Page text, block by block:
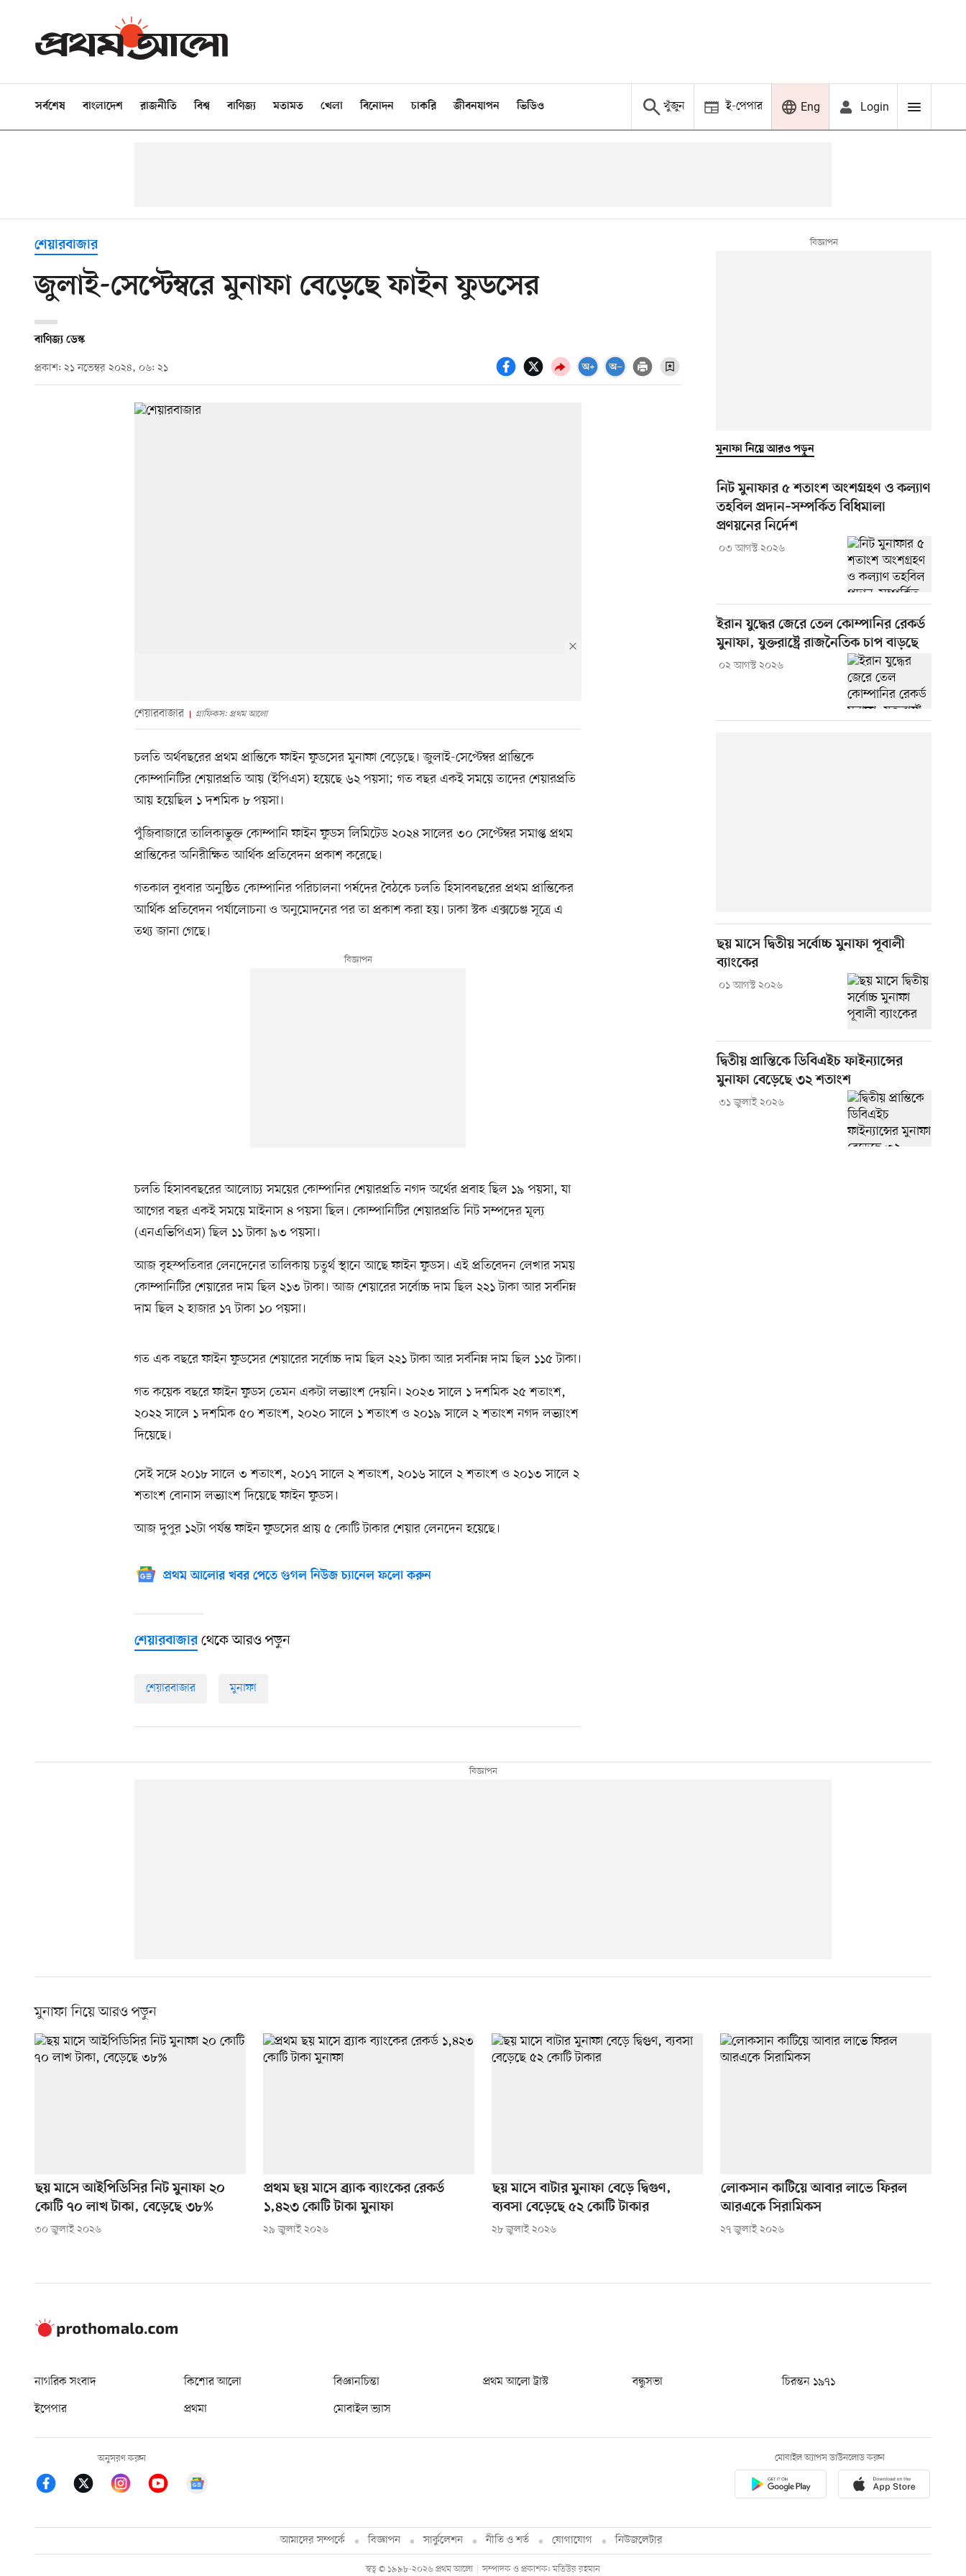
সর্বশেষ বাংলাদেশ রাজনীতি বিশ্ব বাণিজ্য মতামত খেলা বিনোদন চাকরি জীবনযাপন ভিডিও খুঁজুন ই-পেপার Eng Login
শেয়ারবাজার
জুলাই-সেপ্টেম্বরে মুনাফা বেড়েছে ফাইন ফুডসের
বাণিজ্য ডেস্ক
প্রকাশ: ২১ নভেম্বর ২০২৪, ০৬: ২১
শেয়ারবাজার গ্রাফিকস: প্রথম আলো
চলতি অর্থবছরের প্রথম প্রান্তিকে ফাইন ফুডসের মুনাফা বেড়েছে। জুলাই-সেপ্টেম্বর প্রান্তিকে
কোম্পানিটির শেয়ারপ্রতি আয় (ইপিএস) হয়েছে ৬২ পয়সা; গত বছর একই সময়ে তাদের শেয়ারপ্রতি
আয় হয়েছিল ১ দশমিক ৮ পয়সা।
পুঁজিবাজারে তালিকাভুক্ত কোম্পানি ফাইন ফুডস লিমিটেড ২০২৪ সালের ৩০ সেপ্টেম্বর সমাপ্ত প্রথম
প্রান্তিকের অনিরীক্ষিত আর্থিক প্রতিবেদন প্রকাশ করেছে।
গতকাল বুধবার অনুষ্ঠিত কোম্পানির পরিচালনা পর্ষদের বৈঠকে চলতি হিসাববছরের প্রথম প্রান্তিকের
আর্থিক প্রতিবেদন পর্যালোচনা ও অনুমোদনের পর তা প্রকাশ করা হয়। ঢাকা স্টক এক্সচেঞ্জ সূত্রে এ
তথ্য জানা গেছে।
চলতি হিসাববছরের আলোচ্য সময়ের কোম্পানির শেয়ারপ্রতি নগদ অর্থের প্রবাহ ছিল ১৯ পয়সা, যা
আগের বছর একই সময়ে মাইনাস ৪ পয়সা ছিল। কোম্পানিটির শেয়ারপ্রতি নিট সম্পদের মূল্য
(এনএভিপিএস) ছিল ১১ টাকা ৯৩ পয়সা।
আজ বৃহস্পতিবার লেনদেনের তালিকায় চতুর্থ স্থানে আছে ফাইন ফুডস। এই প্রতিবেদন লেখার সময়
কোম্পানিটির শেয়ারের দাম ছিল ২১৩ টাকা। আজ শেয়ারের সর্বোচ্চ দাম ছিল ২২১ টাকা আর সর্বনিম্ন
দাম ছিল ২ হাজার ১৭ টাকা ১০ পয়সা।
গত এক বছরে ফাইন ফুডসের শেয়ারের সর্বোচ্চ দাম ছিল ২২১ টাকা আর সর্বনিম্ন দাম ছিল ১১৫ টাকা।
গত কয়েক বছরে ফাইন ফুডস তেমন একটা লভ্যাংশ দেয়নি। ২০২৩ সালে ১ দশমিক ২৫ শতাংশ,
২০২২ সালে ১ দশমিক ৫০ শতাংশ, ২০২০ সালে ১ শতাংশ ও ২০১৯ সালে ২ শতাংশ নগদ লভ্যাংশ
দিয়েছে।
সেই সঙ্গে ২০১৮ সালে ৩ শতাংশ, ২০১৭ সালে ২ শতাংশ, ২০১৬ সালে ২ শতাংশ ও ২০১৩ সালে ২
শতাংশ বোনাস লভ্যাংশ দিয়েছে ফাইন ফুডস।
আজ দুপুর ১২টা পর্যন্ত ফাইন ফুডসের প্রায় ৫ কোটি টাকার শেয়ার লেনদেন হয়েছে।
প্রথম আলোর খবর পেতে গুগল নিউজ চ্যানেল ফলো করুন
শেয়ারবাজারথেকে আরও পড়ুন
শেয়ারবাজার মুনাফা
মুনাফা নিয়ে আরও পড়ুন
নিট মুনাফার ৫ শতাংশ অংশগ্রহণ ও কল্যাণ
তহবিল প্রদান–সম্পর্কিত বিধিমালা
প্রণয়নের নির্দেশ
০৩ আগস্ট ২০২৬
ইরান যুদ্ধের জেরে তেল কোম্পানির রেকর্ড
মুনাফা, যুক্তরাষ্ট্রে রাজনৈতিক চাপ বাড়ছে
০২ আগস্ট ২০২৬
ছয় মাসে দ্বিতীয় সর্বোচ্চ মুনাফা পূবালী
ব্যাংকের
০১ আগস্ট ২০২৬
দ্বিতীয় প্রান্তিকে ডিবিএইচ ফাইন্যান্সের
মুনাফা বেড়েছে ৩২ শতাংশ
৩১ জুলাই ২০২৬
মুনাফা নিয়ে আরও পড়ুন
ছয় মাসে আইপিডিসির নিট মুনাফা ২০
কোটি ৭০ লাখ টাকা, বেড়েছে ৩৮%
৩০ জুলাই ২০২৬
প্রথম ছয় মাসে ব্র্যাক ব্যাংকের রেকর্ড
১,৪২৩ কোটি টাকা মুনাফা
২৯ জুলাই ২০২৬
ছয় মাসে বাটার মুনাফা বেড়ে দ্বিগুণ,
ব্যবসা বেড়েছে ৫২ কোটি টাকার
২৮ জুলাই ২০২৬
লোকসান কাটিয়ে আবার লাভে ফিরল
আরএকে সিরামিকস
২৭ জুলাই ২০২৬
নাগরিক সংবাদ কিশোর আলো বিজ্ঞানচিন্তা প্রথম আলো ট্রাস্ট বন্ধুসভা
চিরন্তন ১৯৭১
ইপেপার
প্রথমা মোবাইল ভ্যাস
অনুসরণ করুন মোবাইল অ্যাপস ডাউনলোড করুন
আমাদের সম্পর্কে বিজ্ঞাপন সার্কুলেশন নীতি ও শর্ত যোগাযোগ নিউজলেটার
স্বত্ব © ১৯৯৮-২০২৬ প্রথম আলো সম্পাদক ও প্রকাশক: মতিউর রহমান